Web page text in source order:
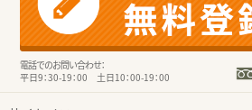
電話でのお問い合わせ：
平日9：30-19：00 土日10：00-19：00